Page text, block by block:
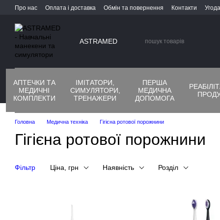
Перейти до основного контенту
Про нас Оплата і доставка Обмін та повернення Контакти
ASTRAMED
АПТЕЧКИ ТА
МЕДИЧНІ
КОМПЛЕКТИ
ІМІТАТОРИ,
СИМУЛЯТОРИ,
ТРЕНАЖЕРИ
ПЕРША
МЕДИЧНА
ДОПОМОГА
Головна Медична техніка Гігієна ротової порожнини
Гігієна ротової порожнини
Фільтр Ціна, грн Наявність Розділ